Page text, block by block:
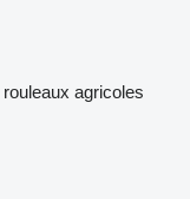
rouleaux agricoles